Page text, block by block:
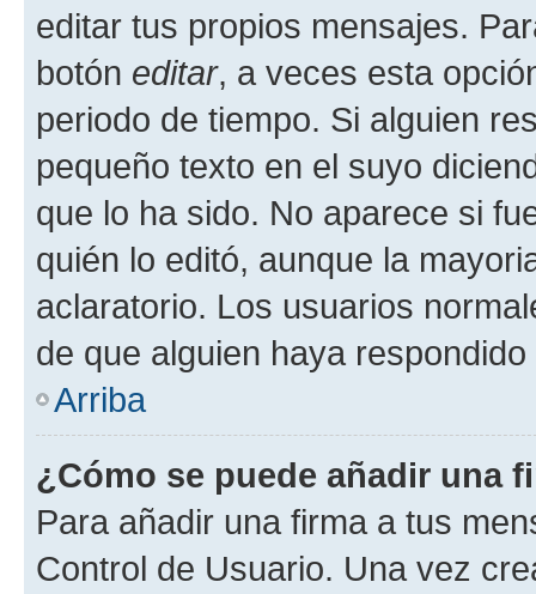
editar tus propios mensajes.
botón editar, a veces esta
periodo de tiempo. Si alguien
pequeño texto en el suyo
que lo ha sido. No aparece si
quién lo editó, aunque la
aclaratorio. Los usuarios
de que alguien haya
Arriba
¿Cómo se puede añadir una
Para añadir una firma a tus
Control de Usuario. Una vez